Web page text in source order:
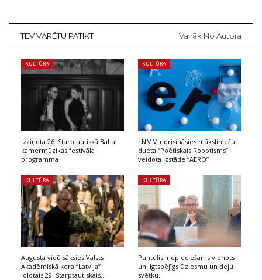
TEV VARĒTU PATIKT Vairāk No Autora
KULTŪRA
Izziņota 26. Starptautiskā Baha
kamermūzikas festivāla
programma
KULTŪRA
LNMM norisināsies mākslinieču
dueta “Poētiskais Robotisms”
veidota izstāde “AERO”
KULTŪRA
Augusta vidū sāksies Valsts
Akadēmiskā kora “Latvija”
lolotais 29. Starptautiskais…
KULTŪRA
Puntulis: nepieciešams vienots
un ilgtspējīgs Dziesmu un deju
svētku…